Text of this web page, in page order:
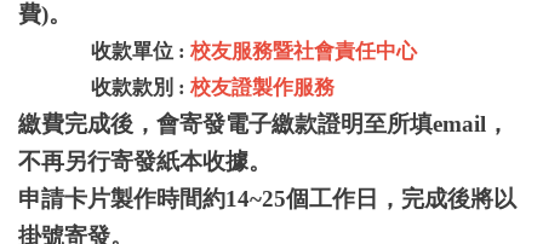
費)。
收款單位 : 校友服務暨社會責任中心
收款款別 : 校友證製作服務
繳費完成後，會寄發電子繳款證明至所填email，
不再另行寄發紙本收據。
申請卡片製作時間約14~25個工作日，完成後將以
掛號寄發。